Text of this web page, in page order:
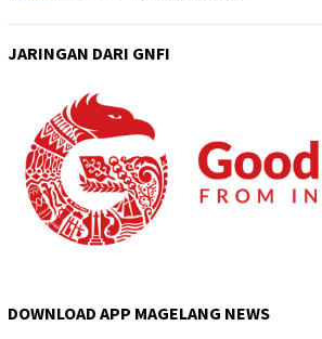
JARINGAN DARI GNFI
DOWNLOAD APP MAGELANG NEWS